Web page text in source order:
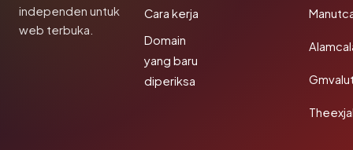
independen untuk
web terbuka.
Cara kerja
Domain
yang baru
diperiksa